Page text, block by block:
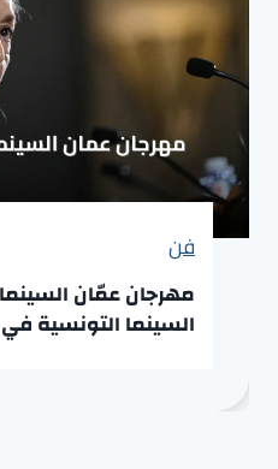
فن
مهرجان عمّان
السينما التونسية